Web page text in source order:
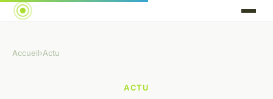
Accueil›Actu
ACTU